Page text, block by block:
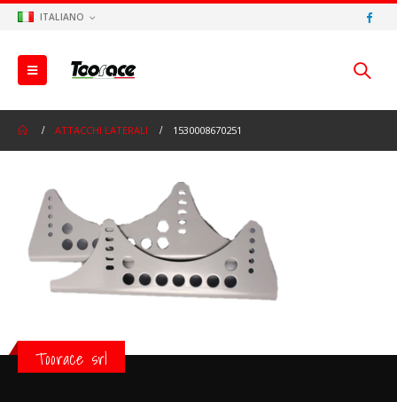
ITALIANO
ATTACCHI LATERALI 1530008670251
Toorace srl